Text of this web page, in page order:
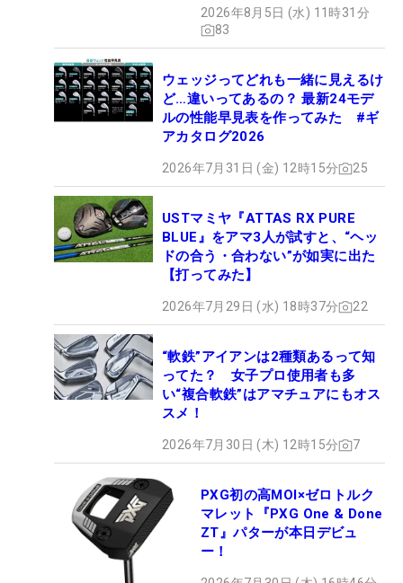
2026年8月5日 (水) 11時31分
83
ウェッジってどれも一緒に見えるけ
ど…違いってあるの？ 最新24モデ
ルの性能早見表を作ってみた #ギ
アカタログ2026
2026年7月31日 (金) 12時15分 25
USTマミヤ『ATTAS RX PURE
BLUE』をアマ3人が試すと、“ヘッ
ドの合う・合わない”が如実に出た
【打ってみた】
2026年7月29日 (水) 18時37分 22
“軟鉄”アイアンは2種類あるって知
ってた？ 女子プロ使用者も多
い“複合軟鉄”はアマチュアにもオス
スメ！
2026年7月30日 (木) 12時15分 7
PXG初の高MOI×ゼロトルク
マレット『PXG One & Done
ZT』パターが本日デビュ
ー！